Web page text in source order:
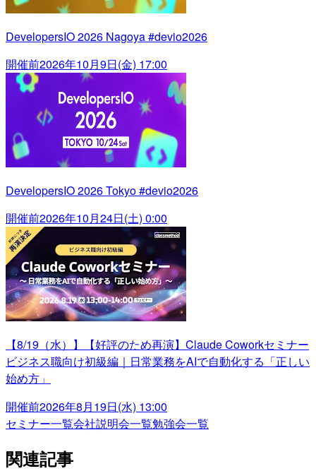
DevelopersIO 2026 Nagoya #devio2026
開催前2026年10月9日(金) 17:00
DevelopersIO 2026 Tokyo #devio2026
開催前2026年10月24日(土) 0:00
【8/19（水）】【好評のため再演】Claude Coworkセミナー
ビジネス職向け初級編｜日常業務をAIで自動化する「正しい
始め方」
開催前2026年8月19日(水) 13:00
セミナー一覧会社説明会一覧勉強会一覧
関連記事